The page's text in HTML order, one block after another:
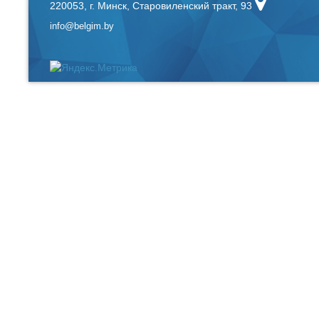
220053, г. Минск, Старовиленский тракт, 93
info@belgim.by